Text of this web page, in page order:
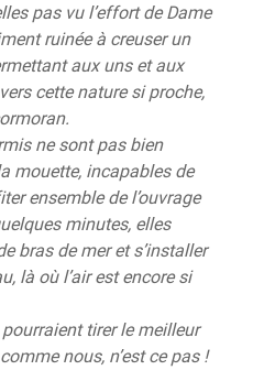
pas vu l’effort de Dame
ruinée à creuser un
aux uns et aux
cette nature si proche,
ne sont pas bien
mouette, incapables de
ensemble de l’ouvrage
minutes, elles
bras de mer et s’installer
là où l’air est encore si
pourraient tirer le meilleur
nous, n’est ce pas !